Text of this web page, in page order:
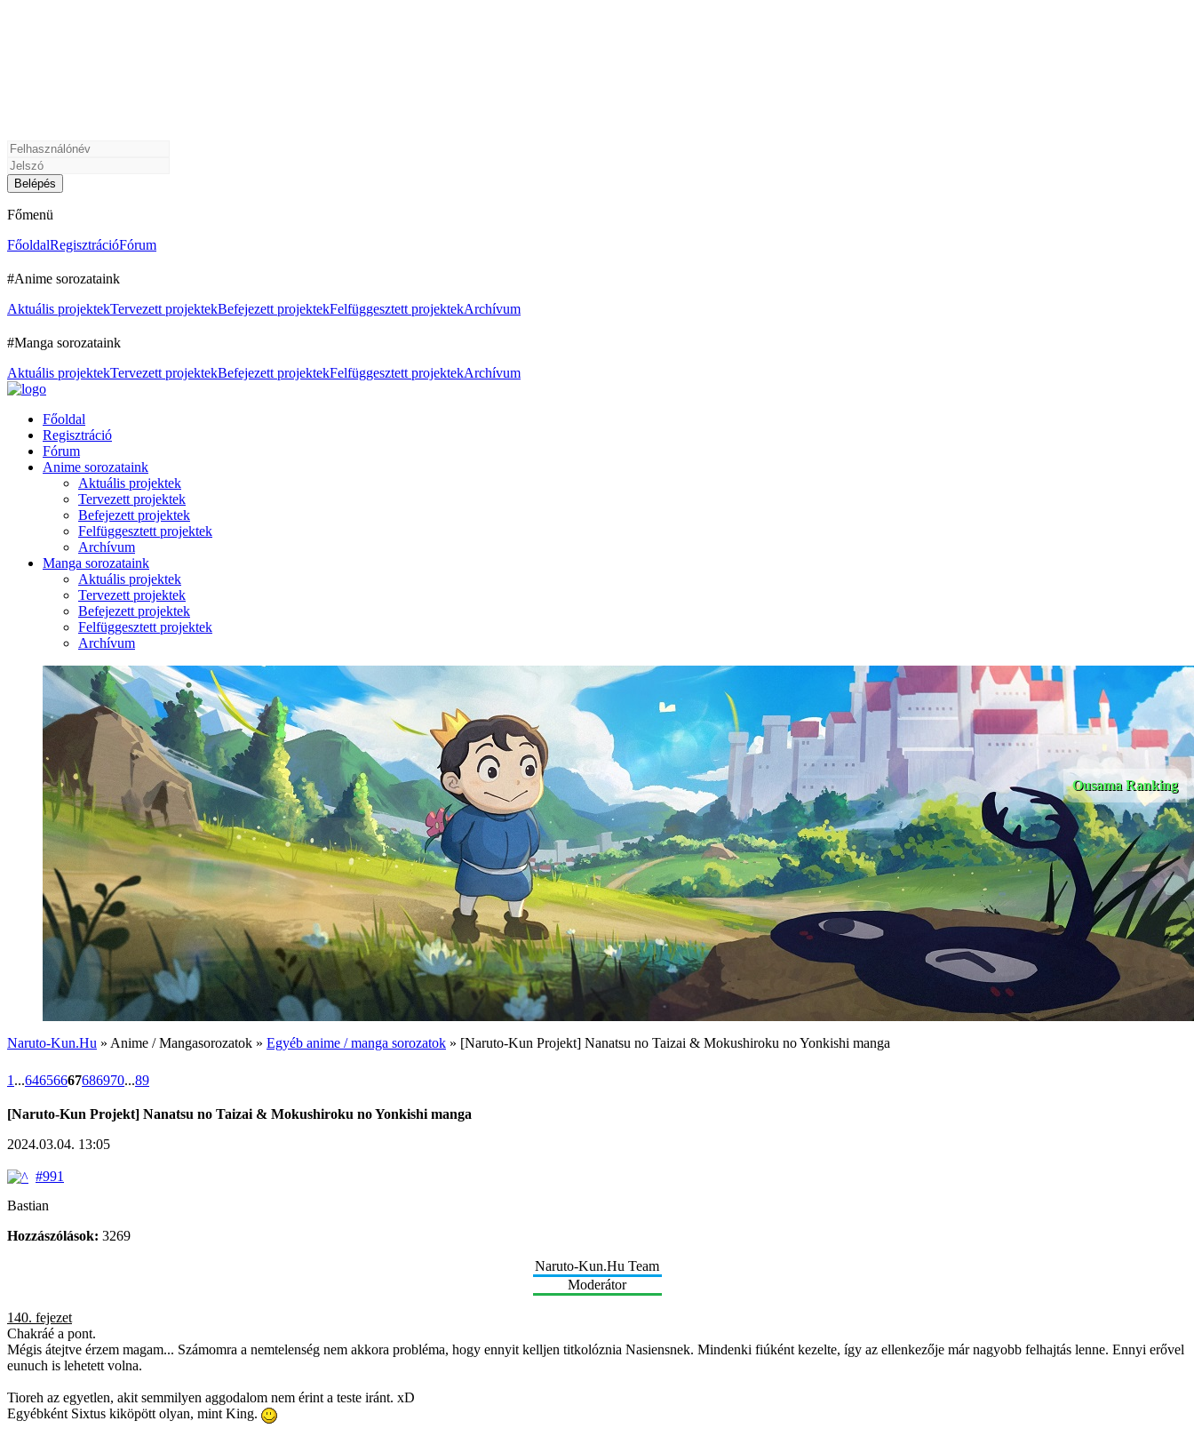
Főmenü
FőoldalRegisztrációFórum
#Anime sorozataink
Aktuális projektekTervezett projektekBefejezett projektekFelfüggesztett projektekArchívum
#Manga sorozataink
Aktuális projektekTervezett projektekBefejezett projektekFelfüggesztett projektekArchívum
Főoldal
Regisztráció
Fórum
Anime sorozataink
Aktuális projektek
Tervezett projektek
Befejezett projektek
Felfüggesztett projektek
Archívum
Manga sorozataink
Aktuális projektek
Tervezett projektek
Befejezett projektek
Felfüggesztett projektek
Archívum
Ousama Ranking
Naruto-Kun.Hu » Anime / Mangasorozatok » Egyéb anime / manga sorozatok » [Naruto-Kun Projekt] Nanatsu no Taizai & Mokushiroku no Yonkishi manga
1 ...64656667686970...89
[Naruto-Kun Projekt] Nanatsu no Taizai & Mokushiroku no Yonkishi manga
2024.03.04. 13:05
#991
Bastian
Hozzászólások: 3269
Naruto-Kun.Hu Team
Moderátor
140. fejezet
Chakráé a pont.
Mégis átejtve érzem magam... Számomra a nemtelenség nem akkora probléma, hogy ennyit kelljen titkolóznia Nasiensnek. Mindenki fiúként kezelte, így az ellenkezője már nagyobb felhajtás lenne. Ennyi erővel
eunuch is lehetett volna.
Tioreh az egyetlen, akit semmilyen aggodalom nem érint a teste iránt. xD
Egyébként Sixtus kiköpött olyan, mint King.